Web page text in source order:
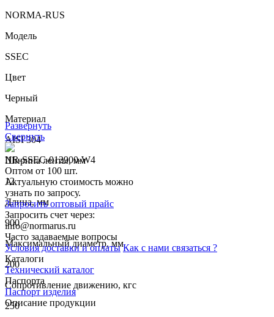
NORMA-RUS
Модель
SSEC
Цвет
Черный
Материал
AISI 304
Ширина ленты, мм
12
Длина, мм
900
Максимальный диаметр, мм
200
Сопротивление движению, кгс
250
Развернуть
Свернуть
NR-SSEC-012900-W4
Оптом от 100 шт.
Актуальную стоимость можно
узнать по запросу.
Запросить оптовый прайс
Запросить счет через:
info@normarus.ru
Часто задаваемые вопросы
Условия доставки и оплаты Как с нами связаться ?
Каталоги
Технический каталог
Паспорта
Паспорт изделия
Описание продукции